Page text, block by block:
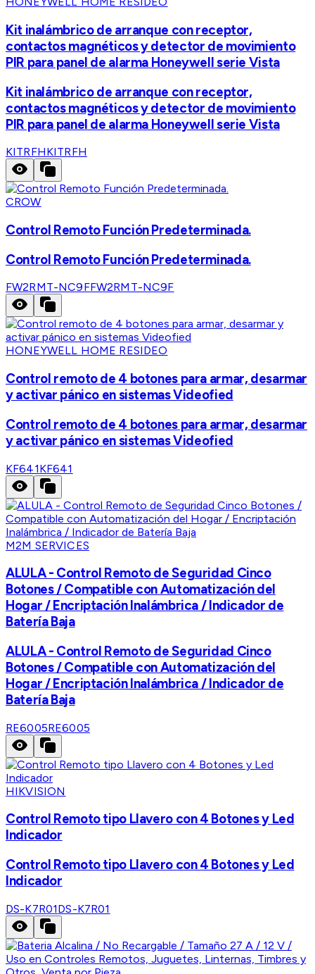
Kit inalámbrico de arranque con receptor,
contactos magnéticos y detector de movimiento
PIR para panel de alarma Honeywell serie Vista
Kit inalámbrico de arranque con receptor,
contactos magnéticos y detector de movimiento
PIR para panel de alarma Honeywell serie Vista
KITRFHKITRFH
CROW
Control Remoto Función Predeterminada.
Control Remoto Función Predeterminada.
FW2RMT-NC9FFW2RMT-NC9F
HONEYWELL HOME RESIDEO
Control remoto de 4 botones para armar, desarmar
y activar pánico en sistemas Videofied
Control remoto de 4 botones para armar, desarmar
y activar pánico en sistemas Videofied
KF641KF641
M2M SERVICES
ALULA - Control Remoto de Seguridad Cinco
Botones / Compatible con Automatización del
Hogar / Encriptación Inalámbrica / Indicador de
Batería Baja
ALULA - Control Remoto de Seguridad Cinco
Botones / Compatible con Automatización del
Hogar / Encriptación Inalámbrica / Indicador de
Batería Baja
RE6005RE6005
HIKVISION
Control Remoto tipo Llavero con 4 Botones y Led
Indicador
Control Remoto tipo Llavero con 4 Botones y Led
Indicador
DS-K7R01DS-K7R01